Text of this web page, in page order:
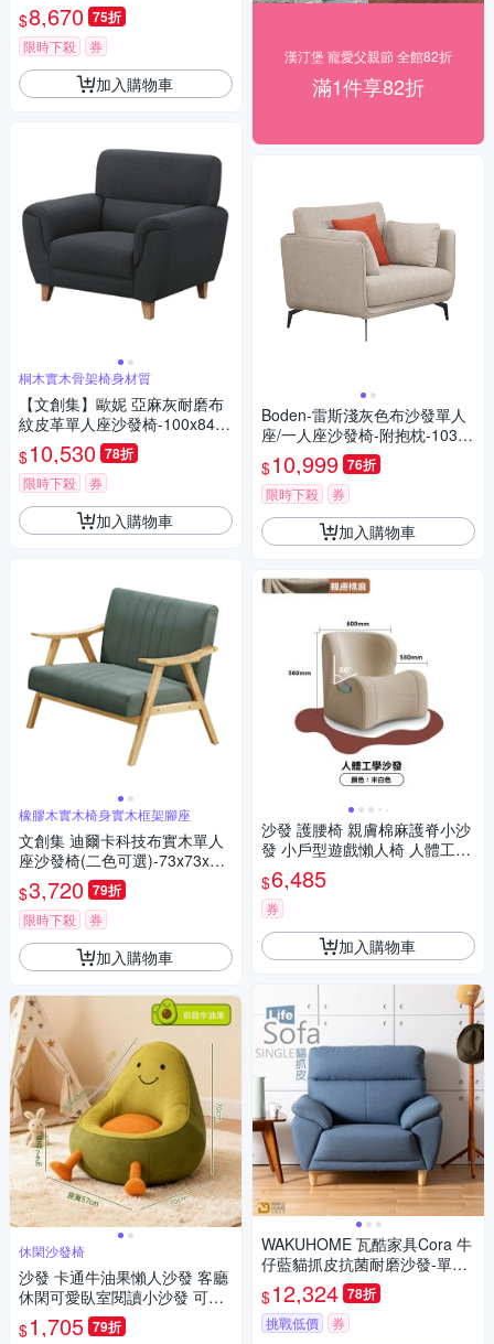
88x83x69cm
$8,670 75折
限時下殺 券
加入購物車
桐木實木骨架椅身材質
【文創集】歐妮 亞麻灰耐磨布
紋皮革單人座沙發椅-100x84x9
5cm免組
$10,530 78折
限時下殺 券
加入購物車
橡膠木實木椅身實木框架腳座
文創集 迪爾卡科技布實木單人
座沙發椅(二色可選)-73x73x87
cm免組
$3,720 79折
限時下殺 券
加入購物車
休閑沙發椅
沙發 卡通牛油果懶人沙發 客廳
休閑可愛臥室閱讀小沙發 可愛
笑臉休閒懶人椅
$1,705 79折
漢汀堡 寵愛父親節 全館82折
滿1件享82折
Boden-雷斯淺灰色布沙發單人
座/一人座沙發椅-附抱枕-103x8
9x66x42cm
$10,999 76折
限時下殺 券
加入購物車
沙發 護腰椅 親膚棉麻護脊小沙
發 小戶型遊戲懶人椅 人體工學
沙發 小型陽臺護腰椅
$6,485
券
加入購物車
WAKUHOME 瓦酷家具Cora 牛
仔藍貓抓皮抗菌耐磨沙發-單人
座105x88x97cm
$12,324 78折
挑戰低價 券